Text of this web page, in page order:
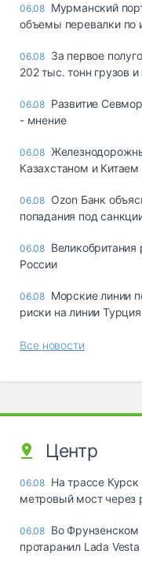
06.08 Мурманский
объемы перевалки по
06.08 За первое
202 тыс. тонн грузов и
06.08 Развитие
- мнение
06.08
Казахстаном и
06.08 Ozon Банк
попадания под
06.08
России
06.08 Морские линии
риски на линии
Все новости
Центр
06.08 На трассе
метровый мост через
06.08 Во
протаранил Lada Vesta